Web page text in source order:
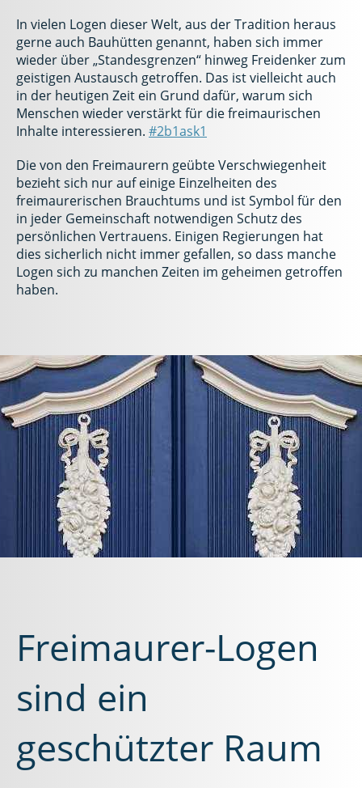
In vielen Logen dieser Welt, aus der Tradition heraus
gerne auch Bauhütten genannt, haben sich immer
wieder über „Standesgrenzen“ hinweg Freidenker zum
geistigen Austausch getroffen. Das ist vielleicht auch
in der heutigen Zeit ein Grund dafür, warum sich
Menschen wieder verstärkt für die freimaurischen
Inhalte interessieren. #2b1ask1
Die von den Freimaurern geübte Verschwiegenheit
bezieht sich nur auf einige Einzelheiten des
freimaurerischen Brauchtums und ist Symbol für den
in jeder Gemeinschaft notwendigen Schutz des
persönlichen Vertrauens. Einigen Regierungen hat
dies sicherlich nicht immer gefallen, so dass manche
Logen sich zu manchen Zeiten im geheimen getroffen
haben.
Freimaurer-Logen
sind ein
geschützter Raum